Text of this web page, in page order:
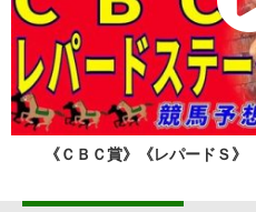
《ＣＢＣ賞》《レパードＳ